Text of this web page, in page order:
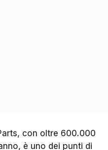
con oltre 600.000
è uno dei punti di